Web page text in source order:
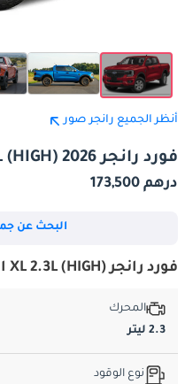
أنظر الجميع رانجر صور
فورد رانجر XL 2.3L (HIGH) 2026
درهم 173,500
البحث عن
فورد رانجر XL 2.3L (HIGH) المواصفات الأساسية
المحرك
2.3 ليتر
نوع الوقود